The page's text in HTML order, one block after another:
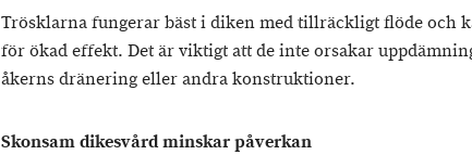
Trösklarna fungerar bäst i diken med tillräckligt flöde och
för ökad effekt. Det är viktigt att de inte orsakar
åkerns dränering eller andra konstruktioner.
Skonsam dikesvård minskar påverkan